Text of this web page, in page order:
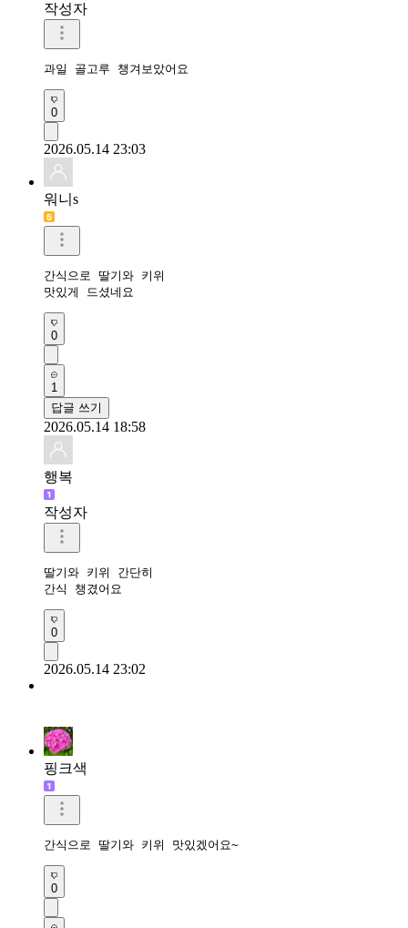
작성자
과일 골고루 챙겨보았어요
0
2026.05.14 23:03
워니s
간식으로 딸기와 키위
맛있게 드셨네요
0
1
답글 쓰기
2026.05.14 18:58
행복
작성자
딸기와 키위 간단히
간식 챙겼어요
0
2026.05.14 23:02
핑크색
간식으로 딸기와 키위 맛있겠어요~
0